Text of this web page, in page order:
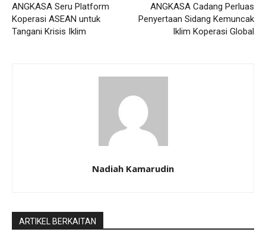
ANGKASA Seru Platform
Koperasi ASEAN untuk
Tangani Krisis Iklim
ANGKASA Cadang Perluas
Penyertaan Sidang Kemuncak
Iklim Koperasi Global
Nadiah Kamarudin
ARTIKEL BERKAITAN